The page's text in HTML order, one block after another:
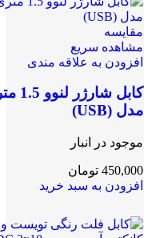
مقایسه
مشاهده سریع
افزودن به علاقه مندی
کابل
مدل (USB)
موجود در انبار
450,000 تومان
افزودن به سبد خرید